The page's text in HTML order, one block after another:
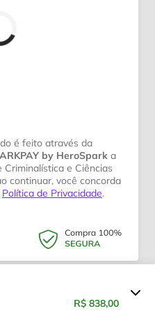
R$ 838,00
é feito através da
by HeroSpark a
Criminalística e Ciências
continuar, você concorda
Política de Privacidade.